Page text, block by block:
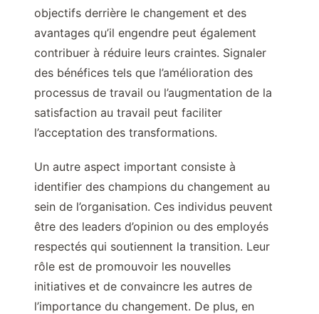
objectifs derrière le changement et des
avantages qu’il engendre peut également
contribuer à réduire leurs craintes. Signaler
des bénéfices tels que l’amélioration des
processus de travail ou l’augmentation de la
satisfaction au travail peut faciliter
l’acceptation des transformations.
Un autre aspect important consiste à
identifier des champions du changement au
sein de l’organisation. Ces individus peuvent
être des leaders d’opinion ou des employés
respectés qui soutiennent la transition. Leur
rôle est de promouvoir les nouvelles
initiatives et de convaincre les autres de
l’importance du changement. De plus, en